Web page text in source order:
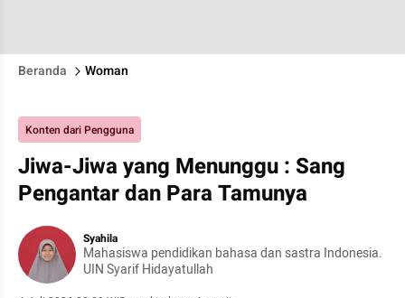
Beranda Woman
Konten dari Pengguna
Jiwa-Jiwa yang Menunggu : Sang
Pengantar dan Para Tamunya
Syahila
Mahasiswa pendidikan bahasa dan sastra Indonesia.
UIN Syarif Hidayatullah